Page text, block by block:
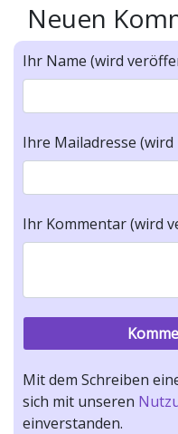
Neuen
Ihr Name (wird
Ihre Mailadresse
Ihr Kommentar (wird
Mit dem Schreiben
sich mit unseren
einverstanden.